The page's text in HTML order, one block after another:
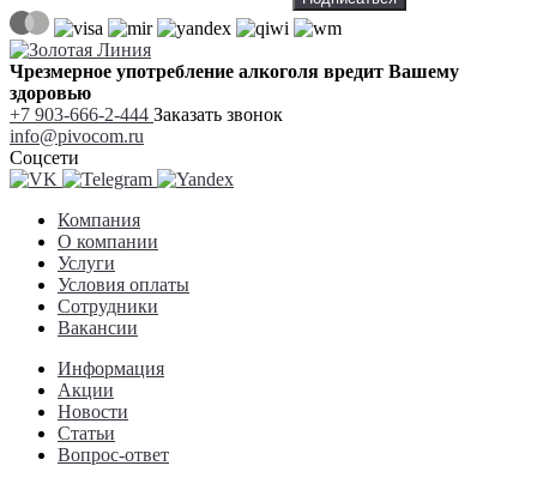
Чрезмерное употребление алкоголя вредит Вашему
здоровью
+7 903-666-2-444 Заказать звонок
info@pivocom.ru
Соцсети
Компания
О компании
Услуги
Условия оплаты
Сотрудники
Вакансии
Информация
Акции
Новости
Статьи
Вопрос-ответ